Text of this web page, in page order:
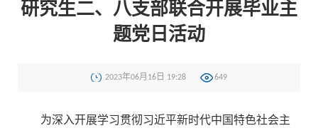
研究生二、八支部联合开展毕业主
题党日活动
2023年06月16日 19:28 649
为深入开展学习贯彻习近平新时代中国特色社会主